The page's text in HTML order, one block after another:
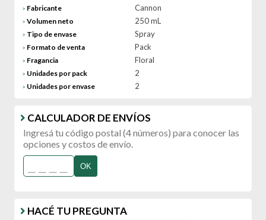
> Fabricante Cannon
> Volumen neto 250 mL
> Tipo de envase Spray
> Formato de venta Pack
> Fragancia Floral
> Unidades por pack 2
> Unidades por envase 2
CALCULADOR DE ENVÍOS
Ingresá tu código postal (4 números) para conocer las
opciones y costos de envío.
OK
HACÉ TU PREGUNTA